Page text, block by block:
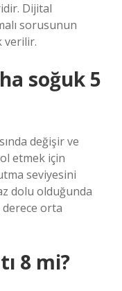
Dijital
sorusunun
verilir.
soğuk 5
değişir ve
etmek için
seviyesini
dolu olduğunda
derece orta
8 mi?